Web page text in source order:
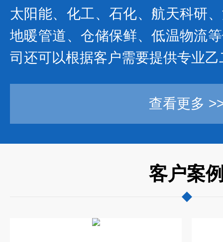
太阳能、化工、石化、航天科研
地暖管道、仓储保鲜、低温物流
司还可以根据客户需要提供专业
查看更多
客户案